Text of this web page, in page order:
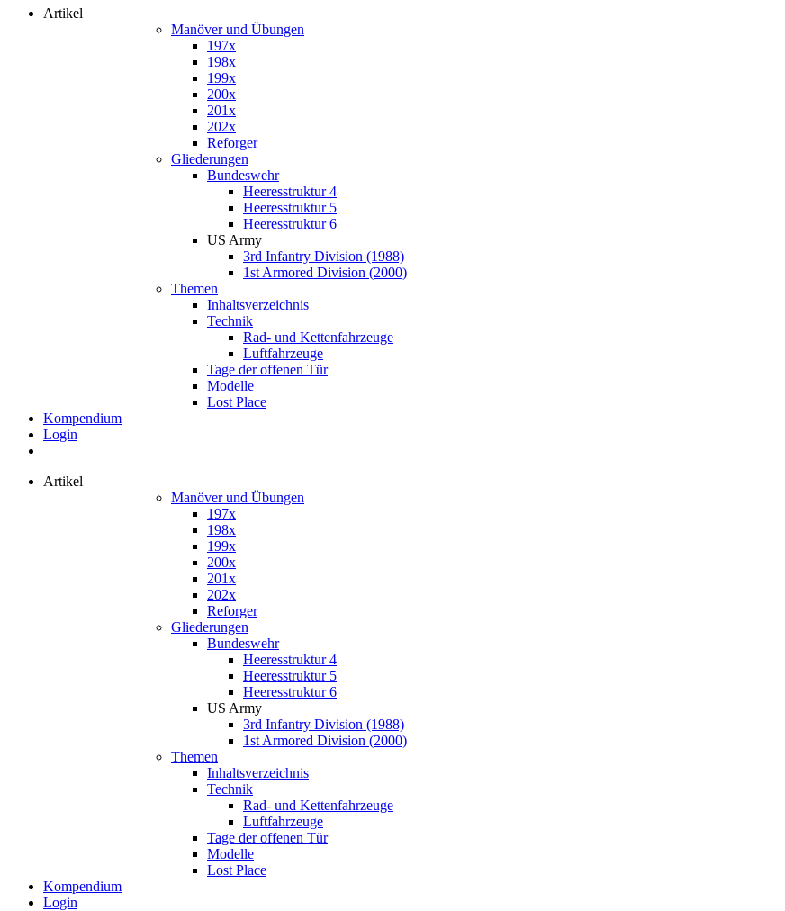
Artikel
Manöver und Übungen
197x
198x
199x
200x
201x
202x
Reforger
Gliederungen
Bundeswehr
Heeresstruktur 4
Heeresstruktur 5
Heeresstruktur 6
US Army
3rd Infantry Division (1988)
1st Armored Division (2000)
Themen
Inhaltsverzeichnis
Technik
Rad- und Kettenfahrzeuge
Luftfahrzeuge
Tage der offenen Tür
Modelle
Lost Place
Kompendium
Login
Artikel
Manöver und Übungen
197x
198x
199x
200x
201x
202x
Reforger
Gliederungen
Bundeswehr
Heeresstruktur 4
Heeresstruktur 5
Heeresstruktur 6
US Army
3rd Infantry Division (1988)
1st Armored Division (2000)
Themen
Inhaltsverzeichnis
Technik
Rad- und Kettenfahrzeuge
Luftfahrzeuge
Tage der offenen Tür
Modelle
Lost Place
Kompendium
Login